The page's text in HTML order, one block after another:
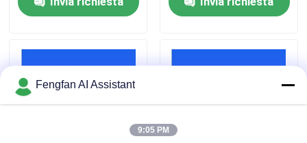
Contattaci
Notizie
Chiedi un preventivo
Prodotti chimici per la zincatura
Fengfan AI Assistant
9:05 PM